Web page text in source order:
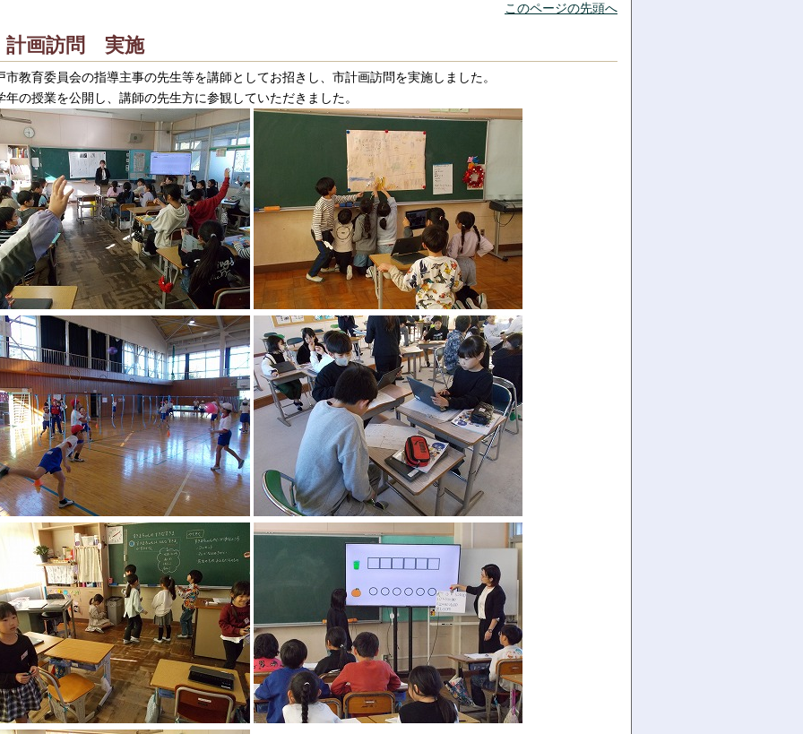
このページの先頭へ
計画訪問 実施
市教育委員会の指導主事の先生等を講師としてお招きし、市計画訪問を実施しました。
年の授業を公開し、講師の先生方に参観していただきました。